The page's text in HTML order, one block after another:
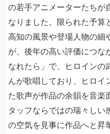
の若手アニメーターたちが
なりました。限られた予算
高知の風景や登場人物の細
が、後年の高い評価につな
なれたら」で、ヒロインの
んが歌唱しており、ヒロイ
た歌声が作品の余韻を音楽
タッフならではの瑞々しい
の空気を見事に作品へと昇